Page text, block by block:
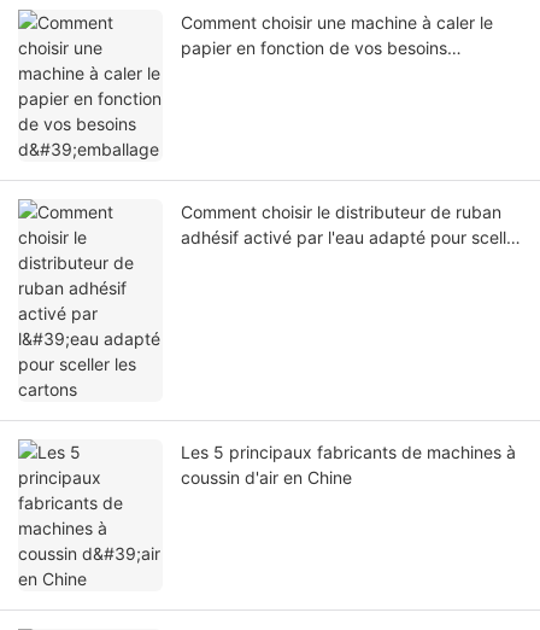
Comment choisir une machine à caler le
papier en fonction de vos besoins
Comment choisir le distributeur de ruban
adhésif activé par l'eau adapté pour sceller
Les 5 principaux fabricants de machines à
coussin d'air en Chine